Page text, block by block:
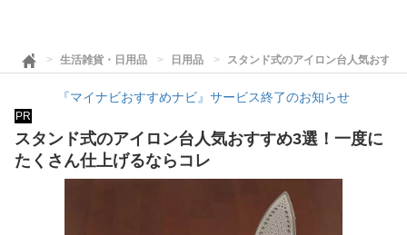
生活雑貨・日用品 日用品 スタンド式のアイロン台人気おす
『マイナビおすすめナビ』サービス終了のお知らせ
PR
スタンド式のアイロン台人気おすすめ3選！一度に
たくさん仕上げるならコレ